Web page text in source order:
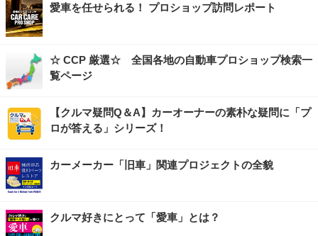
愛車を任せられる！ プロショップ訪問レポート
☆ CCP 厳選☆ 全国各地の自動車プロショップ検索一
覧ページ
【クルマ疑問Q＆A】カーオーナーの素朴な疑問に「プ
ロが答える」シリーズ！
カーメーカー「旧車」関連プロジェクトの全貌
クルマ好きにとって「愛車」とは？